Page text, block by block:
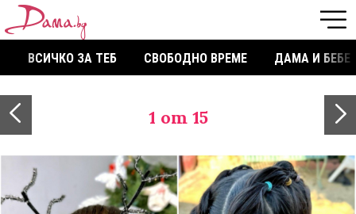
ВСИЧКО ЗА ТЕБ СВОБОДНО ВРЕМЕ ДАМА И БЕБЕ
1 от 15